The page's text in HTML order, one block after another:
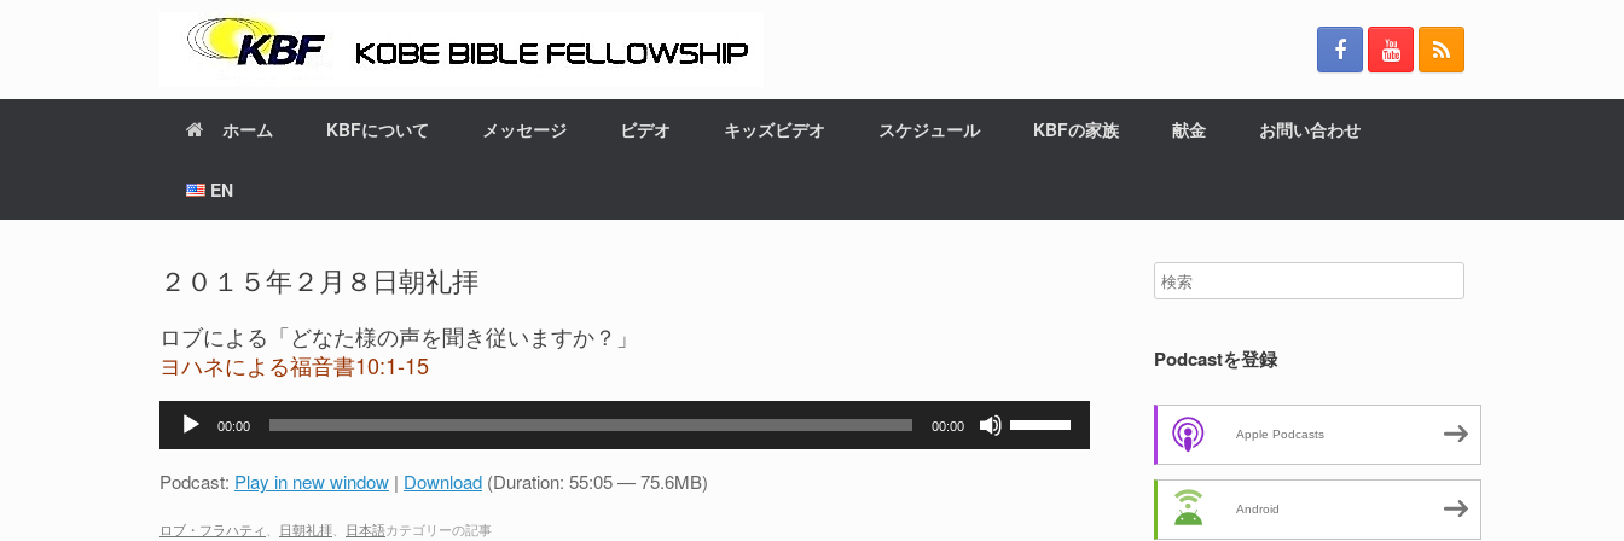
ホーム KBFについて メッセージ ビデオ キッズビデオ スケジュール KBFの家族 献金 お問い合わせ
EN
２０１５年２月８日朝礼拝
ロブによる「どなた様の声を聞き従いますか？」
ヨハネによる福音書10:1-15
プ
ー
00:00 00:00
Podcast: Play in new window | Download (Duration: 55:05 — 75.6MB)
ロブ・フラハティ 日朝礼拝 日本語カテゴリーの記事
Podcastを登録
Apple Podcasts
Android